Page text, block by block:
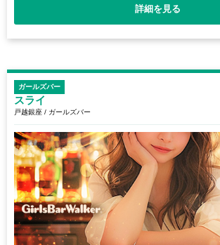
詳細を見る
ガールズバー
スライ
戸越銀座 / ガールズバー